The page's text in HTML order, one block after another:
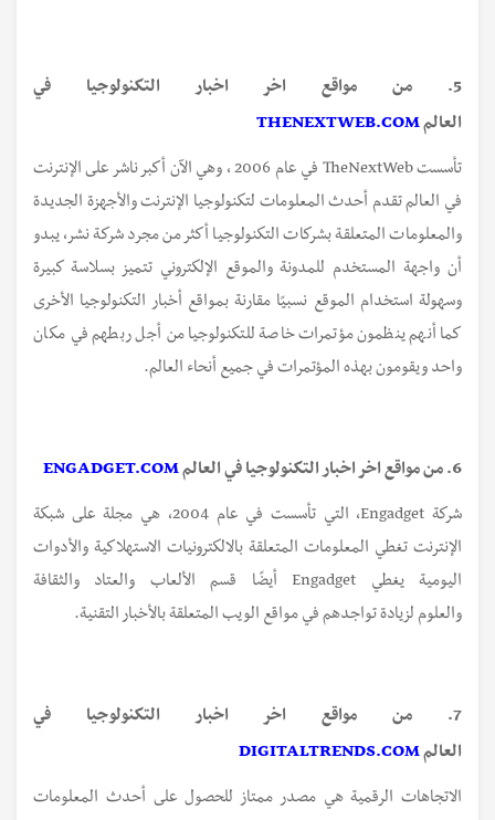
5. من مواقع اخر اخبار التكنولوجيا في
العالمTHENEXTWEB.COM
تأسست TheNextWeb في عام 2006 ، وهي الآن أكبر ناشر على الإنترنت
في العالم تقدم أحدث المعلومات لتكنولوجيا الإنترنت والأجهزة الجديدة
والمعلومات المتعلقة بشركات التكنولوجيا أكثر من مجرد شركة نشر، يبدو
أن واجهة المستخدم للمدونة والموقع الإلكتروني تتميز بسلاسة كبيرة
وسهولة استخدام الموقع نسبيًا مقارنة بمواقع أخبار التكنولوجيا الأخرى
كما أنهم ينظمون مؤتمرات خاصة للتكنولوجيا من أجل ربطهم في مكان
واحد ويقومون بهذه المؤتمرات في جميع أنحاء العالم.
6. من مواقع اخر اخبار التكنولوجيا في العالم ENGADGET.COM
شركة Engadget، التي تأسست في عام 2004، هي مجلة على شبكة
الإنترنت تغطي المعلومات المتعلقة بالالكترونيات الاستهلاكية والأدوات
اليومية يغطي Engadget أيضًا قسم الألعاب والعتاد والثقافة
والعلوم لزيادة تواجدهم في مواقع الويب المتعلقة بالأخبار التقنية.
7. من مواقع اخر اخبار التكنولوجيا في
العالمDIGITALTRENDS.COM
الاتجاهات الرقمية هي مصدر ممتاز للحصول على أحدث المعلومات